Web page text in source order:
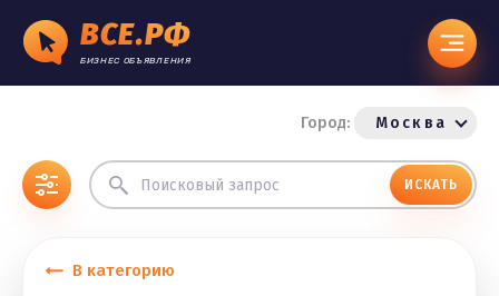
ВСЕ.РФ
БИЗНЕС ОБЪЯВЛЕНИЯ
Город: Москва
ИСКАТЬ
В категорию